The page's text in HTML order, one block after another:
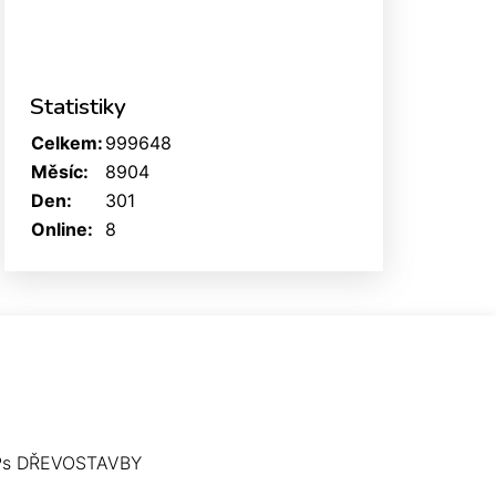
Statistiky
Online: 8
Celkem: 999648
Měsíc:
8904
Den:
301
DŘEVOSTAVBY